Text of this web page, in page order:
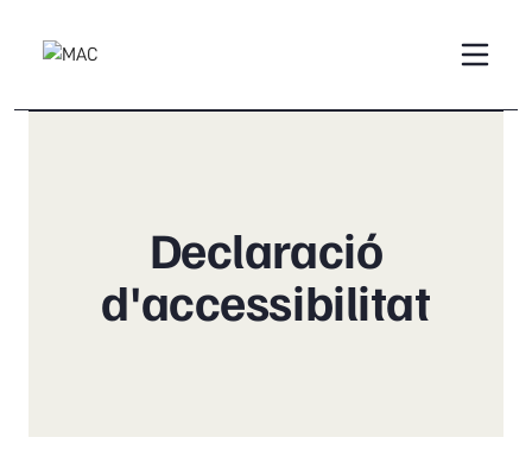
Declaració
d'accessibilitat